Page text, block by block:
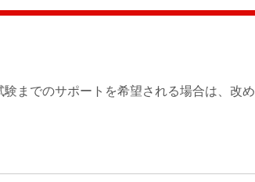
までのサポートを希望される場合は、改め